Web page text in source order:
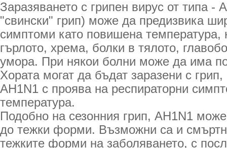
Заразяването с грипен вирус от типа -
"свински" грип) може да предизвика
симптоми като повишена
гърлото, хрема, болки в тялото,
умора. При някои болни може да има
Хората могат да бъдат заразени с
АH1N1 с проява на респираторни
температура.
Подобно на сезонния грип, АH1N1
до тежки форми. Възможни са и
тежките форми на заболяването, с